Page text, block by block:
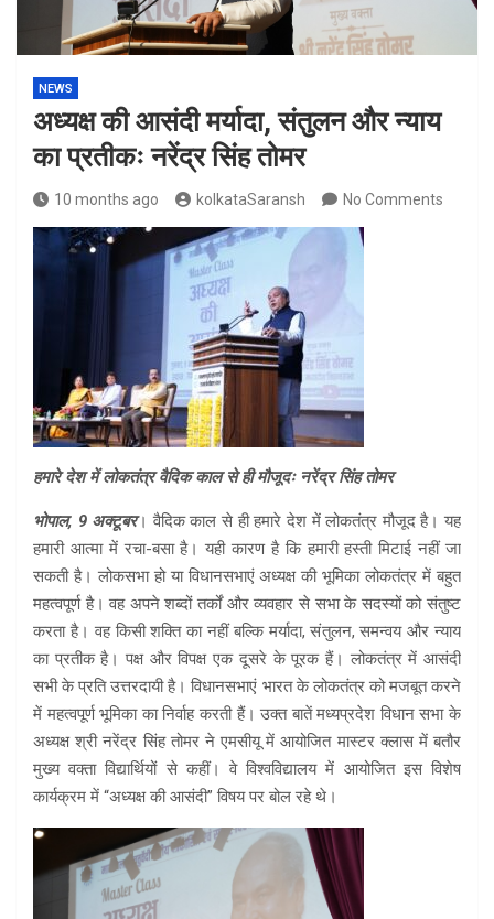
NEWS
अध्यक्ष की आसंदी मर्यादा, संतुलन और न्याय
का प्रतीकः नरेंद्र सिंह तोमर
10 months ago kolkataSaransh No Comments
हमारे देश में लोकतंत्र वैदिक काल से ही मौजूदः नरेंद्र सिंह तोमर
भोपाल, 9 अक्टूबर। वैदिक काल से ही हमारे देश में लोकतंत्र मौजूद है। यह
हमारी आत्मा में रचा-बसा है। यही कारण है कि हमारी हस्ती मिटाई नहीं जा
सकती है। लोकसभा हो या विधानसभाएं अध्यक्ष की भूमिका लोकतंत्र में बहुत
महत्वपूर्ण है। वह अपने शब्दों तर्कों और व्यवहार से सभा के सदस्यों को संतुष्ट
करता है। वह किसी शक्ति का नहीं बल्कि मर्यादा, संतुलन, समन्वय और न्याय
का प्रतीक है। पक्ष और विपक्ष एक दूसरे के पूरक हैं। लोकतंत्र में आसंदी
सभी के प्रति उत्तरदायी है। विधानसभाएं भारत के लोकतंत्र को मजबूत करने
में महत्वपूर्ण भूमिका का निर्वाह करती हैं। उक्त बातें मध्यप्रदेश विधान सभा के
अध्यक्ष श्री नरेंद्र सिंह तोमर ने एमसीयू में आयोजित मास्टर क्लास में बतौर
मुख्य वक्ता विद्यार्थियों से कहीं। वे विश्वविद्यालय में आयोजित इस विशेष
कार्यक्रम में “अध्यक्ष की आसंदी” विषय पर बोल रहे थे।